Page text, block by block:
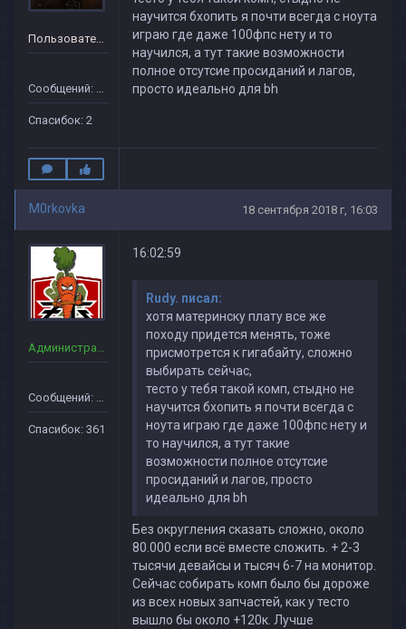
Пользователь
Сообщений: 21
Спасибок: 2
научится бхопить я почти всегда с ноута
играю где даже 100фпс нету и то
научился, а тут такие возможности
полное отсутсие просиданий и лагов,
просто идеально для bh
M0rkovka 18 сентября 2018 г, 16:03
Администраторы
Сообщений: 160
Спасибок: 361
16:02:59
Rudy. писал:
хотя материнску плату все же
походу придется менять, тоже
присмотрется к гигабайту, сложно
выбирать сейчас,
тесто у тебя такой комп, стыдно не
научится бхопить я почти всегда с
ноута играю где даже 100фпс нету и
то научился, а тут такие
возможности полное отсутсие
просиданий и лагов, просто
идеально для bh
Без округления сказать сложно, около
80.000 если всё вместе сложить. + 2-3
тысячи девайсы и тысяч 6-7 на монитор.
Сейчас собирать комп было бы дороже
из всех новых запчастей, как у тесто
вышло бы около +120к. Лучше